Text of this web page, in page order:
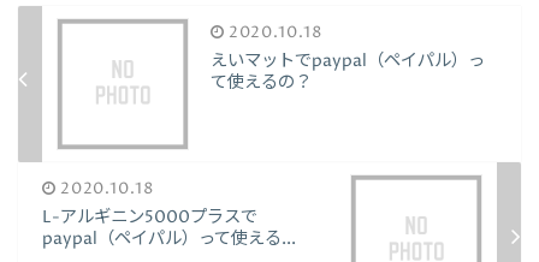
2020.10.18
えいマットでpaypal（ペイパル）っ
て使えるの？
2020.10.18
L-アルギニン5000プラスで
paypal（ペイパル）って使える...